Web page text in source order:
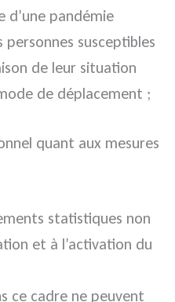
d’une pandémie
susceptibles
de leur situation
de déplacement ;
quant aux mesures
statistiques non
et à l’activation du
ce cadre ne peuvent